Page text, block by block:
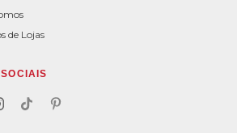
de Lojas